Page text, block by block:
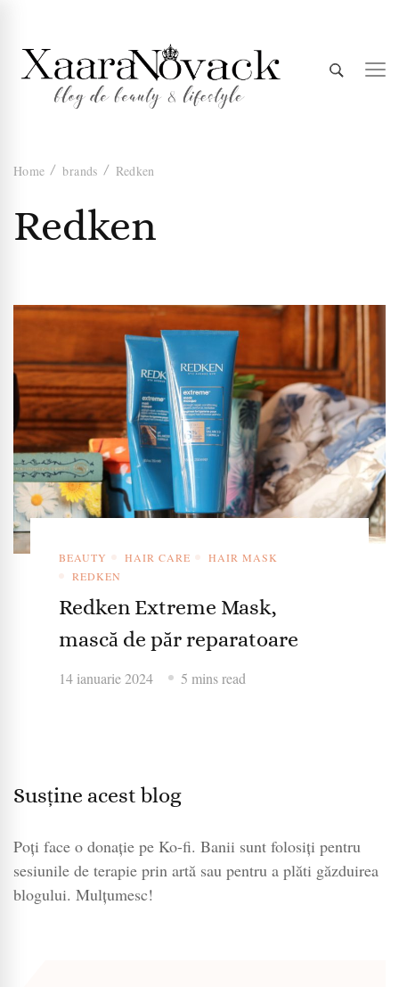
Xaara
Novack
Home brands Redken
Redken
BEAUTY HAIR CARE
HAIR MASK
REDKEN
Redken Extreme Mask,
mască de păr reparatoare
14 ianuarie 2024 5 mins read
Susține acest blog
Poți face o donație pe Ko-fi. Banii sunt folosiți pentru
sesiunile de terapie prin artă sau pentru a plăti găzduirea
blogului. Mulțumesc!